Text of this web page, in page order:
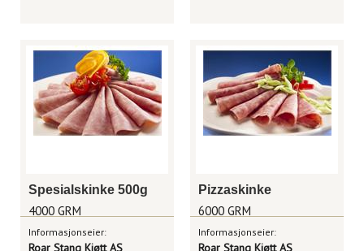
Spesialskinke 500g
4000 GRM
Informasjonseier:
Roar Stang Kjøtt AS
Pizzaskinke
6000 GRM
Informasjonseier:
Roar Stang Kjøtt AS